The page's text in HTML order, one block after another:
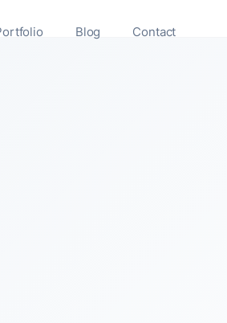
Blog Contact